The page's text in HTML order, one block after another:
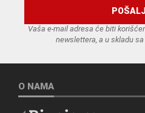
Vaša e-mail adresa će biti
newslettera, a u skladu sa
O NAMA